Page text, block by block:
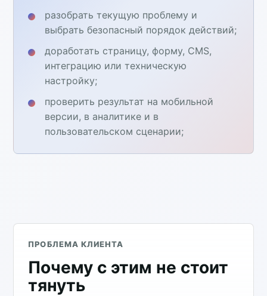
разобрать текущую проблему и
выбрать безопасный порядок действий;
доработать страницу, форму, CMS,
интеграцию или техническую
настройку;
проверить результат на мобильной
версии, в аналитике и в
пользовательском сценарии;
ПРОБЛЕМА КЛИЕНТА
Почему с этим не стоит
тянуть